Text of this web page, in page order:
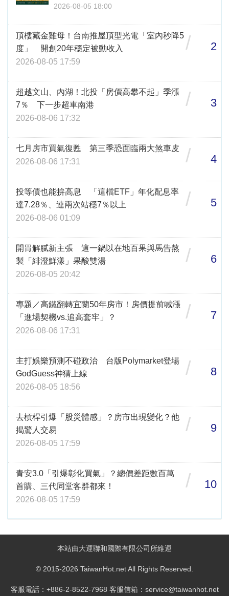
2026-08-05 18:00
頂樓藏金雞母！台南推屋頂型光電「室內秒降5
度」 開創20年穩定被動收入
2026-08-05 17:59
/ 2
超越文山、內湖！北投「房價高攀不起」季漲
7％ 下一步超車南港
2026-08-06 17:32
/ 3
七月房市買氣復甦 第三季恐面臨兩大煞車皮
2026-08-06 17:31
/ 4
投等債也能拚高息 「這檔ETF」年化配息率
達7.28％、連兩次站穩7％以上
2026-08-06 01:09
/ 5
開胃解膩新主張 這一鍋以在地百果與馬告熬
製「緋澄鮮漾」果酸雙湯
2026-08-05 20:42
/ 6
專題／高鐵翻轉宜蘭50年房市！房價提前喊漲
「進場契機vs.追高套牢」？
2026-08-06 17:31
/ 7
主打娛樂預測不碰政治 台版Polymarket登場
GodGuess神猜上線
2026-08-05 18:56
/ 8
去槓桿引爆「股災體感」？房市出現變化？他
揭驚人交易
2026-08-05 17:59
/ 9
青安3.0「引爆彰化買氣」？總價差距數百萬
首購、三代同堂客群都來！
2026-08-05 17:59
/ 10
本站由大運聯和國際有限公司所維運
© 2015-2026 TaiwanHot.net All Rights Reserved.
客服電話：+886-2-8522-7968 客服信箱：service@taiwanhot.net